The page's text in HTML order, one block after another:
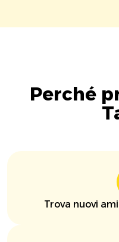
Perché
Trova nuovi